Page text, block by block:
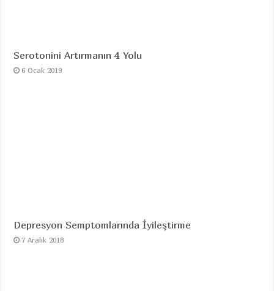
Serotonini Artırmanın 4 Yolu
6 Ocak 2019
Depresyon Semptomlarında İyileştirme
7 Aralık 2018